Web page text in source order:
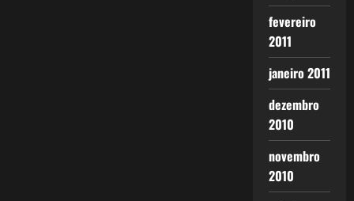
fevereiro
2011
janeiro 2011
dezembro
2010
novembro
2010